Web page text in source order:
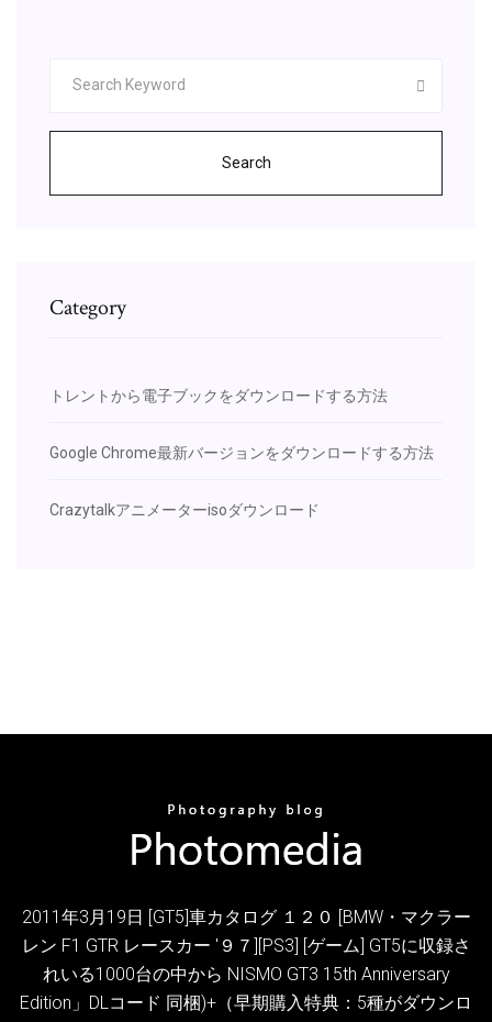
Search
Category
トレントから電子ブックをダウンロードする方法
Google Chrome最新バージョンをダウンロードする方法
Crazytalkアニメーターisoダウンロード
2011年3月19日 [GT5]車カタログ １２０ [BMW・マクラー
レン F1 GTR レースカー '９７][PS3] [ゲーム] GT5に収録さ
れいる1000台の中から NISMO GT3 15th Anniversary
Edition」DLコード 同梱)+（早期購入特典：5種がダウンロ